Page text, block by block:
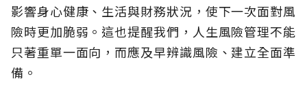
影響身心健康、生活與財務狀況，使下一次面對風
險時更加脆弱。這也提醒我們，人生風險管理不能
只著重單一面向，而應及早辨識風險、建立全面準
備。